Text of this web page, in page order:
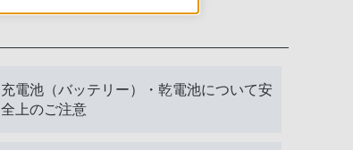
充電池（バッテリー）・乾電池について安
全上のご注意